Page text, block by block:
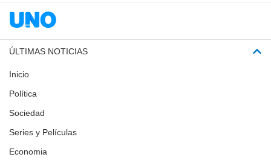
ÚLTIMAS NOTICIAS
Inicio
Política
Sociedad
Series y Películas
Economia